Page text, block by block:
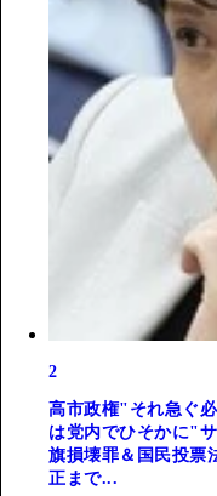
2
高市政権"それ急ぐ
は党内でひそかに"
旗損壊罪＆国民投票
正まで...